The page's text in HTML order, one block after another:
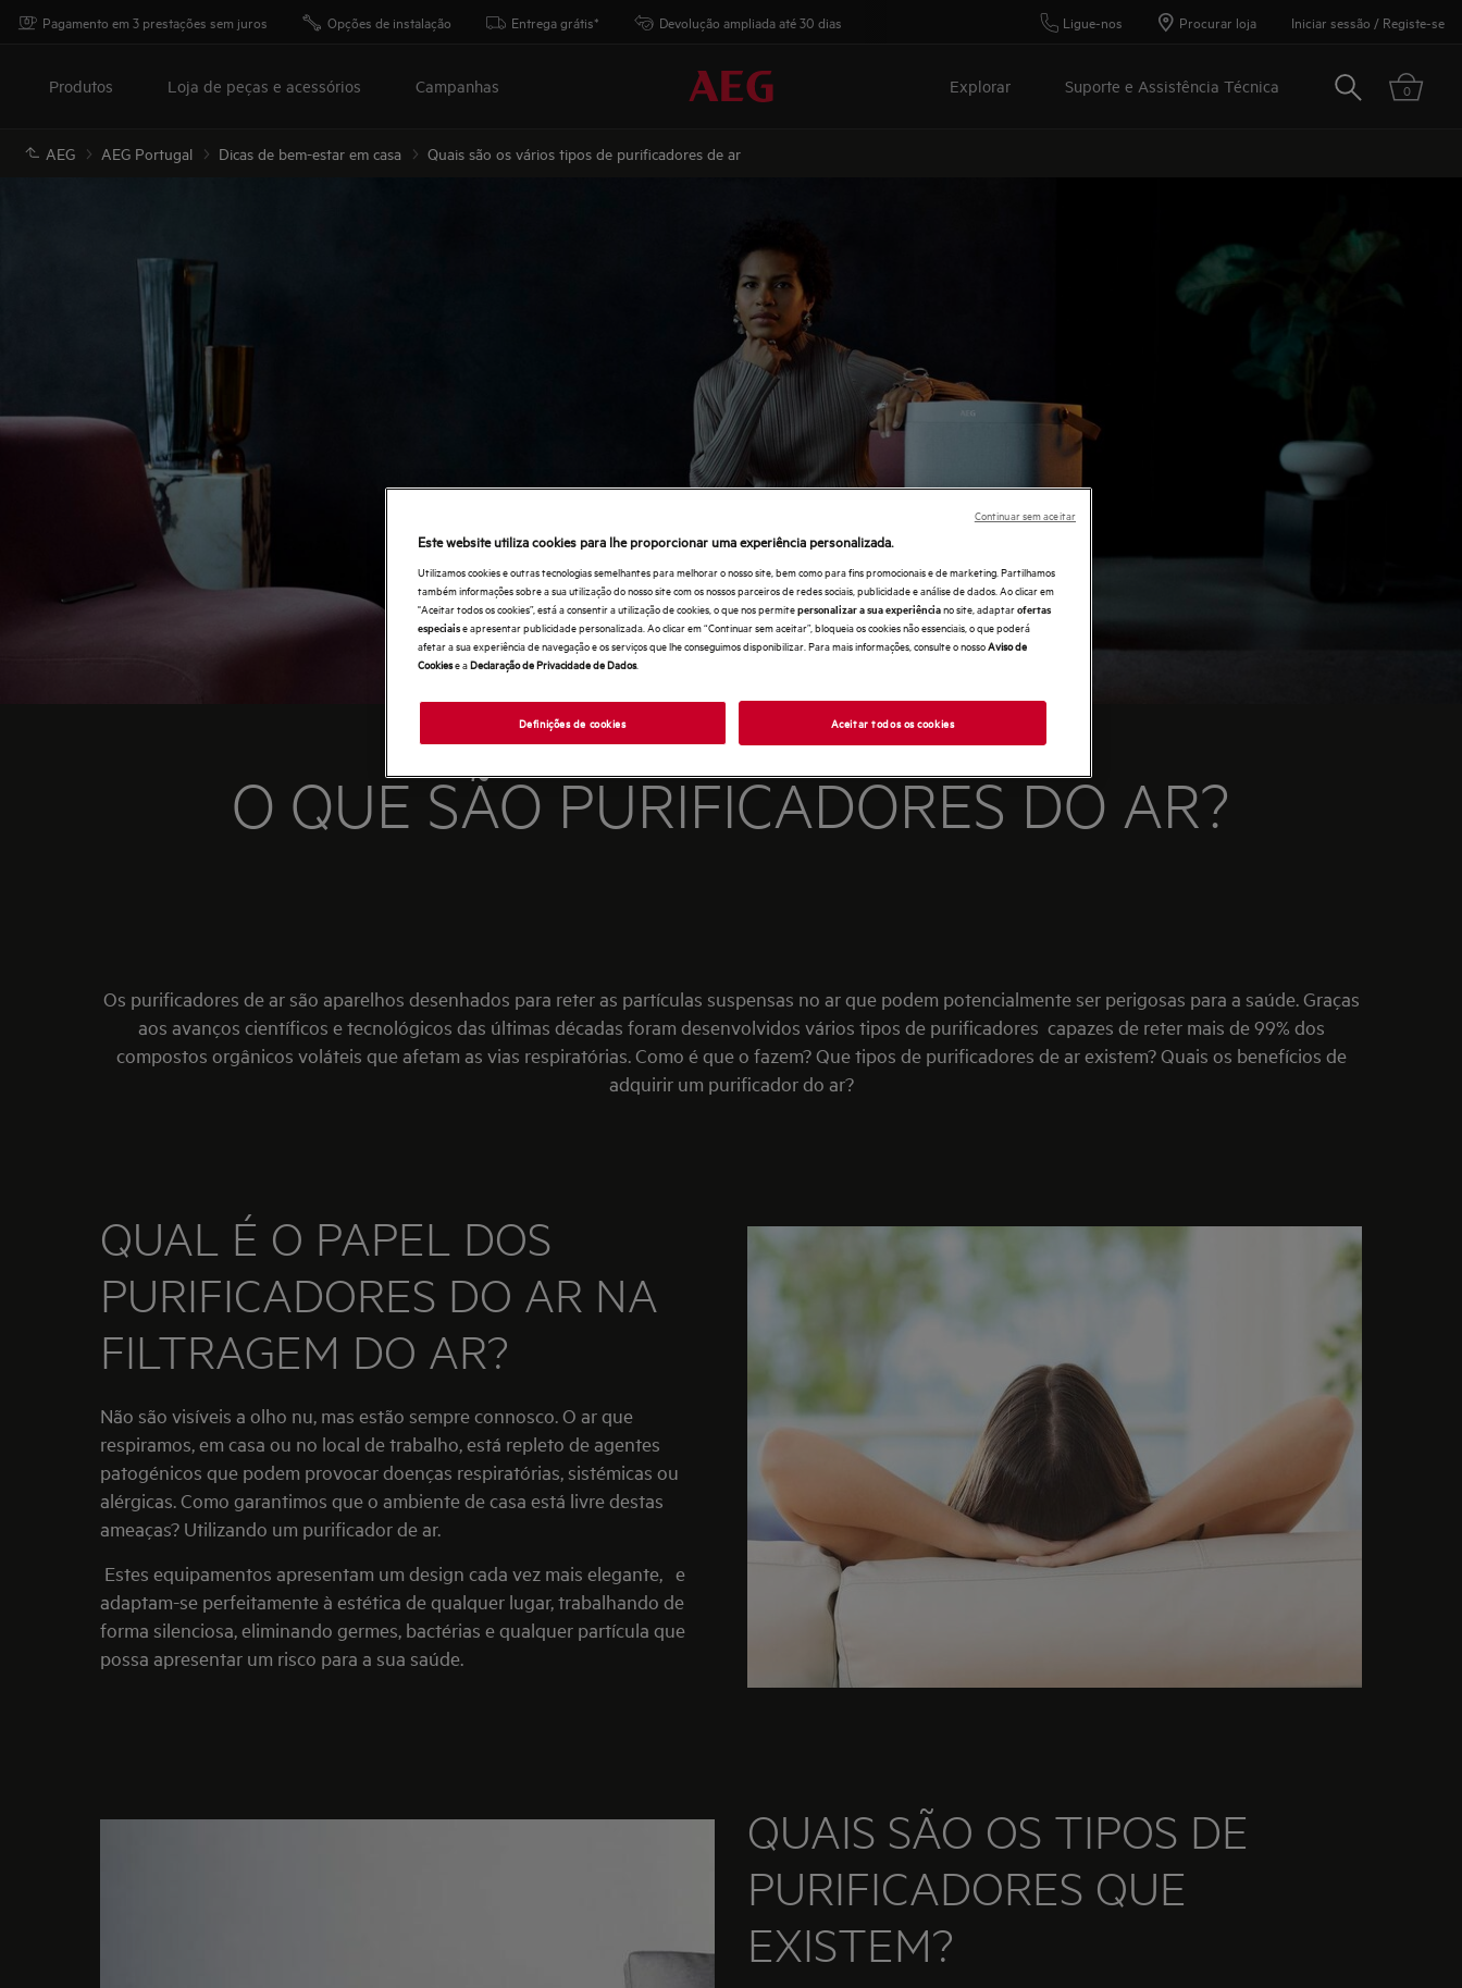
Pagamento em 3 prestações sem juros Opções de instalação Entrega grátis* Devolução ampliada até 30 dias Ligue-nos Procurar loja Iniciar sessão / Registe-se
Produtos Loja de peças e acessórios Campanhas Explorar Suporte e Assistência Técnica Pesquisar
0
AEG AEG Portugal Dicas de bem-estar em casa Quais são os vários tipos de purificadores de ar
O QUE SÃO PURIFICADORES DO AR?
Os purificadores de ar são aparelhos desenhados para reter as partículas suspensas no ar que podem potencialmente ser perigosas para a saúde. Graças
aos avanços científicos e tecnológicos das últimas décadas foram desenvolvidos vários tipos de purificadores capazes de reter mais de 99% dos
compostos orgânicos voláteis que afetam as vias respiratórias. Como é que o fazem? Que tipos de purificadores de ar existem? Quais os benefícios de
adquirir um purificador do ar?
QUAL É O PAPEL DOS
PURIFICADORES DO AR NA
FILTRAGEM DO AR?
Não são visíveis a olho nu, mas estão sempre connosco. O ar que
respiramos, em casa ou no local de trabalho, está repleto de agentes
patogénicos que podem provocar doenças respiratórias, sistémicas ou
alérgicas. Como garantimos que o ambiente de casa está livre destas
ameaças? Utilizando um purificador de ar.
Estes equipamentos apresentam um design cada vez mais elegante, e
adaptam-se perfeitamente à estética de qualquer lugar, trabalhando de
forma silenciosa, eliminando germes, bactérias e qualquer partícula que
possa apresentar um risco para a sua saúde.
QUAIS SÃO OS TIPOS DE
PURIFICADORES QUE
EXISTEM?
Este website utiliza cookies para lhe proporcionar uma experiência personalizada.
Utilizamos cookies e outras tecnologias semelhantes para melhorar o nosso site, bem como para fins promocionais e de marketing. Partilhamos
também informações sobre a sua utilização do nosso site com os nossos parceiros de redes sociais, publicidade e análise de dados. Ao clicar em
"Aceitar todos os cookies”, está a consentir a utilização de cookies, o que nos permitepersonalizar a sua experiênciano site, adaptarofertas
especiaise apresentar publicidade personalizada. Ao clicar em “Continuar sem aceitar”, bloqueia os cookies não essenciais, o que poderá
afetar a sua experiência de navegação e os serviços que lhe conseguimos disponibilizar. Para mais informações, consulte o nossoAviso de
Cookiese aDeclaração de Privacidade de Dados.
Definições de cookies Aceitar todos os cookies
Continuar sem aceitar